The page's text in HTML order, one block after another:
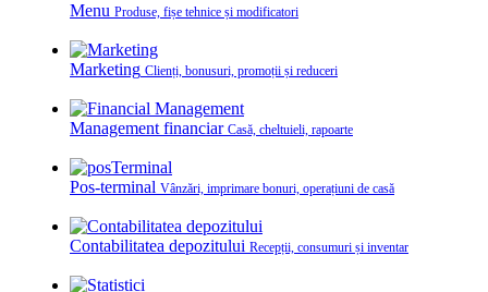
Menu Produse, fișe tehnice și modificatori
Marketing Clienți, bonusuri, promoții și reduceri
Management financiar Casă, cheltuieli, rapoarte
Pos-terminal Vânzări, imprimare bonuri, operațiuni de casă
Contabilitatea depozitului Recepții, consumuri și inventar